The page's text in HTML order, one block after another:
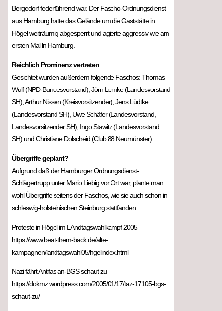
Bergedorf federführend war. Der Fascho-Ordnungsdienst
aus Hamburg hatte das Gelände um die Gaststätte in
Högel weiträumig abgesperrt und agierte aggressiv wie am
ersten Mai in Hamburg.
Reichlich Prominenz vertreten
Gesichtet wurden außerdem folgende Faschos: Thomas
Wulf (NPD-Bundesvorstand), Jörn Lemke (Landesvorstand
SH), Arthur Nissen (Kreisvorsitzender), Jens Lüdtke
(Landesvorstand SH), Uwe Schäfer (Landesvorstand,
Landesvorsitzender SH), Ingo Stawitz (Landesvorstand
SH) und Christiane Dolscheid (Club 88 Neumünster)
Übergriffe geplant?
Aufgrund daß der Hamburger Ordnungsdienst-
Schlägertrupp unter Mario Liebig vor Ort war, plante man
wohl Übergriffe seitens der Faschos, wie sie auch schon in
schleswig-holsteinischen Steinburg stattfanden.
Proteste in Högel im LAndtagswahlkampf 2005
https://www.beat-them-back.de/alte-
kampagnen/landtagswahl05/hgelindex.html
Nazi fährt Antifas an-BGS schaut zu
https://dokmz.wordpress.com/2005/01/17/taz-17105-bgs-
schaut-zu/